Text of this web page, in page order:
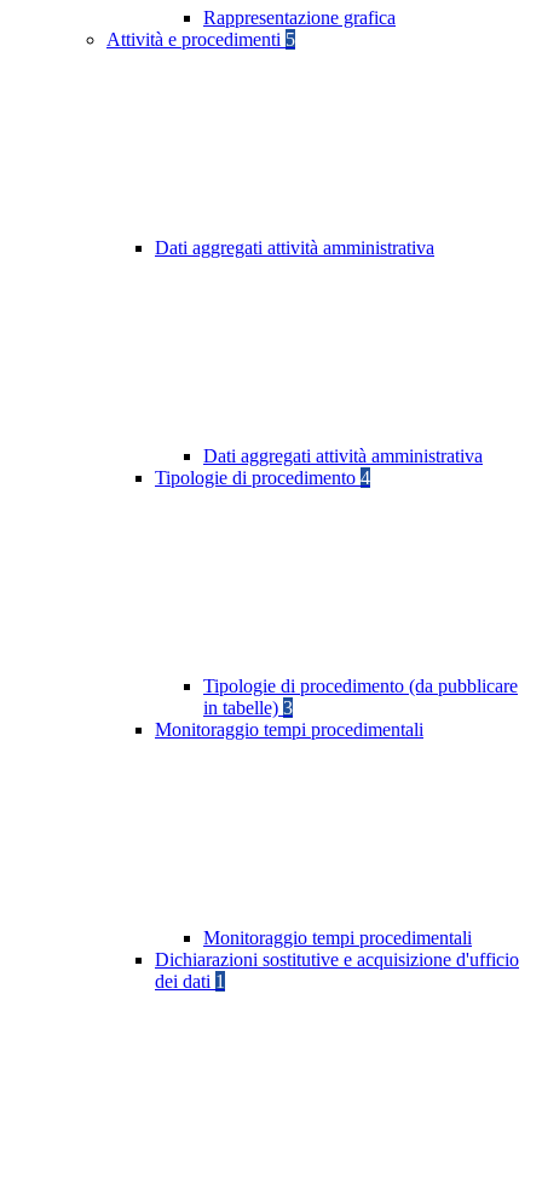
Rappresentazione grafica
Attività e procedimenti 5
Dati aggregati attività amministrativa
Dati aggregati attività amministrativa
Tipologie di procedimento 4
Tipologie di procedimento (da pubblicare
in tabelle) 3
Monitoraggio tempi procedimentali
Monitoraggio tempi procedimentali
Dichiarazioni sostitutive e acquisizione d'ufficio
dei dati 1